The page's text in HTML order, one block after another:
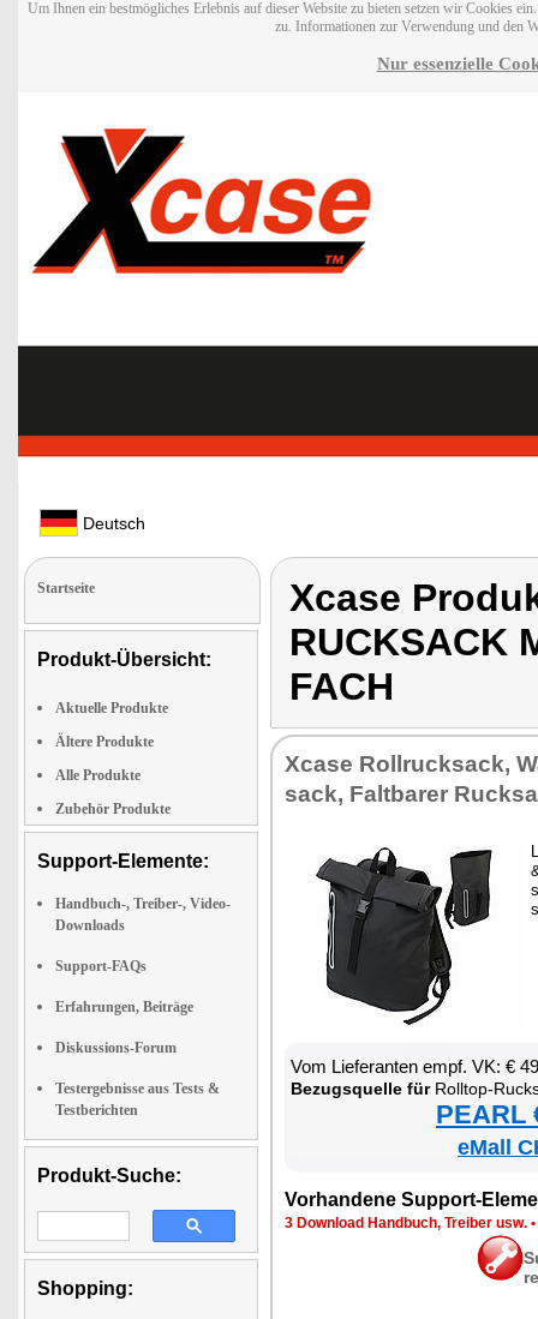
Um Ihnen ein bestmögliches Erlebnis auf dieser Website zu bieten setzen wir Cookies
zu. Informationen zur Verwendung und den
Nur essenzielle
Deutsch
Startseite
Produkt-Übersicht:
Aktuelle Produkte
Ältere Produkte
Alle Produkte
Zubehör Produkte
Support-Elemente:
Handbuch-, Treiber-, Video-
Downloads
Support-FAQs
Erfahrungen, Beiträge
Diskussions-Forum
Testergebnisse aus Tests &
Testberichten
Produkt-Suche:
Shopping:
Xcase
RUCKSACK
FACH
Xca­se Roll­ruck­sack,
sack, Falt­ba­rer
Vom Lie­fe­ran­ten empf. VK: €
Be­zugs­quel­le fürRoll­top-
PEARL
eMall
Vor­han­de­ne Sup­port-
3 Down­load Hand­buch, Trei­ber usw. •